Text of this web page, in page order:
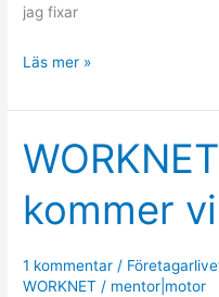
jag fixar
Läs mer »
kommer
1 kommentar /
WORKNET / mentor|motor
WORKNET
–
vad
kommer
att